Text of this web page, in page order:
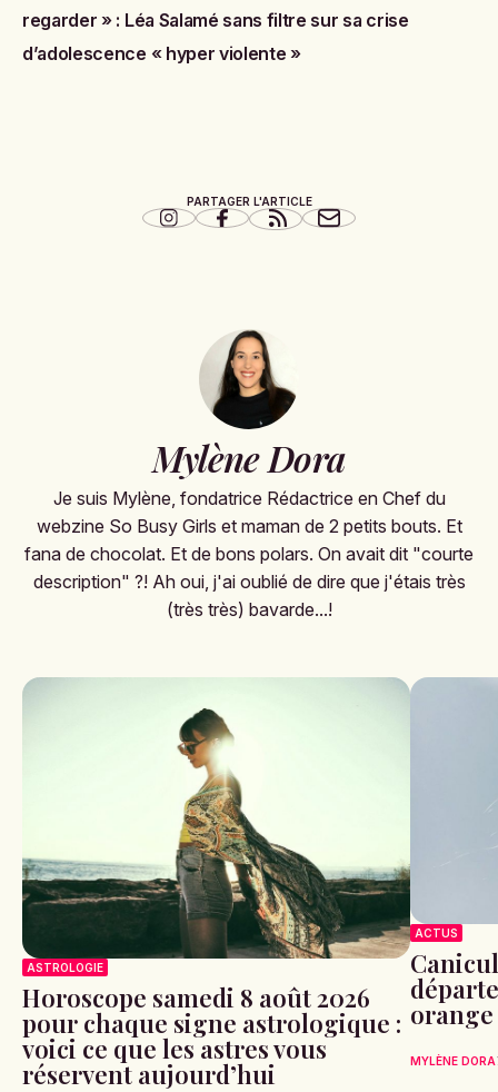
regarder » : Léa Salamé sans filtre sur sa crise
d’adolescence « hyper violente »
PARTAGER L'ARTICLE
Mylène Dora
Je suis Mylène, fondatrice Rédactrice en Chef du
webzine So Busy Girls et maman de 2 petits bouts. Et
fana de chocolat. Et de bons polars. On avait dit "courte
description" ?! Ah oui, j'ai oublié de dire que j'étais très
(très très) bavarde...!
ASTROLOGIE
Horoscope samedi 8 août 2026
pour chaque signe astrologique :
voici ce que les astres vous
réservent aujourd’hui
ACTUS
orange
MYLÈNE DORA